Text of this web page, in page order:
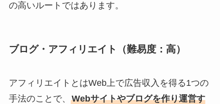
の高いルートではあります。
ブログ・アフィリエイト（難易度：高）
アフィリエイトとはWeb上で広告収入を得る1つの
手法のことで、 Webサイトやブログを作り運営す